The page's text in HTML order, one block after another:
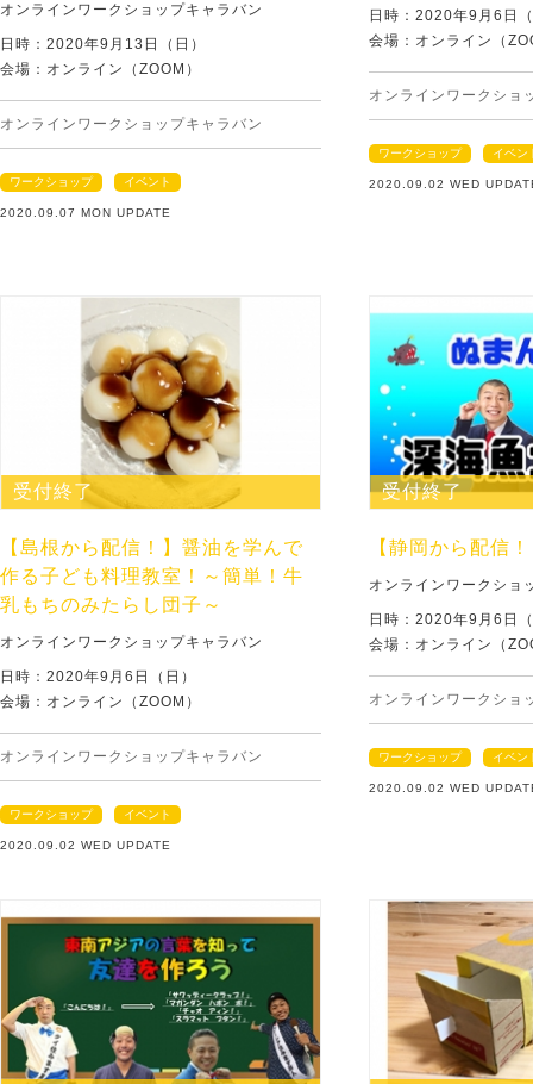
オンラインワークショップキャラバン
日時：2020年9月13日（日）
会場：オンライン（ZOOM）
オンラインワークショップキャラバン
ワークショップ イベント
2020.09.07 MON UPDATE
日時：2020年9月6日
会場：オンライン（
オンラインワークショ
ワークショップ イベン
2020.09.02 WED
受付終了
【島根から配信！】醤油を学んで
作る子ども料理教室！～簡単！牛
乳もちのみたらし団子～
オンラインワークショップキャラバン
日時：2020年9月6日（日）
会場：オンライン（ZOOM）
オンラインワークショップキャラバン
ワークショップ イベント
2020.09.02 WED UPDATE
受付終了
【静岡から配信
オンラインワークショ
日時：2020年9月6日
会場：オンライン（
オンラインワークショ
ワークショップ イベン
2020.09.02 WED